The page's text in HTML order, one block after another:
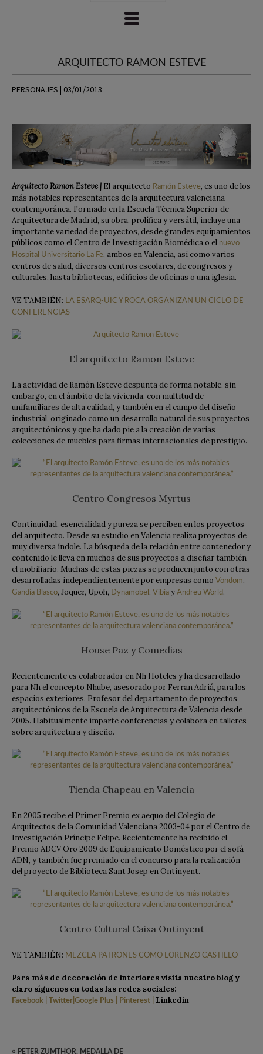
ARQUITECTO RAMON ESTEVE
PERSONAJES | 03/01/2013
Arquitecto Ramon Esteve | El arquitecto Ramón Esteve, es uno de los
más notables representantes de la arquitectura valenciana
contemporánea. Formado en la Escuela Técnica Superior de
Arquitectura de Madrid, su obra, prolífica y versátil, incluye una
importante variedad de proyectos, desde grandes equipamientos
públicos como el Centro de Investigación Biomédica o el nuevo
Hospital Universitario La Fe, ambos en Valencia, así como varios
centros de salud, diversos centros escolares, de congresos y
culturales, hasta bibliotecas, edificios de oficinas o una iglesia.
VE TAMBIÉN:
LA ESARQ-UIC Y ROCA ORGANIZAN UN CICLO DE
CONFERENCIAS
El arquitecto Ramon Esteve
La actividad de Ramón Esteve despunta de forma notable, sin
embargo, en el ámbito de la vivienda, con multitud de
unifamiliares de alta calidad, y también en el campo del diseño
industrial, originado como un desarrollo natural de sus proyectos
arquitectónicos y que ha dado pie a la creación de varias
colecciones de muebles para firmas internacionales de prestigio.
Centro Congresos Myrtus
Continuidad, esencialidad y pureza se perciben en los proyectos
del arquitecto. Desde su estudio en Valencia realiza proyectos de
muy diversa índole. La búsqueda de la relación entre contenedor y
contenido le lleva en muchos de sus proyectos a diseñar también
el mobiliario. Muchas de estas piezas se producen junto con otras
desarrolladas independientemente por empresas como Vondom,
Gandía Blasco, Joquer, Upoh, Dynamobel , Vibia y Andreu World .
House Paz y Comedias
Recientemente es colaborador en Nh Hoteles y ha desarrollado
para Nh el concepto Nhube, asesorado por Ferran Adriá, para los
espacios exteriores. Profesor del departamento de proyectos
arquitectónicos de la Escuela de Arquitectura de Valencia desde
2005. Habitualmente imparte conferencias y colabora en talleres
sobre arquitectura y diseño.
Tienda Chapeau en Valencia
En 2005 recibe el Primer Premio ex aequo del Colegio de
Arquitectos de la Comunidad Valenciana 2003-04 por el Centro de
Investigación Príncipe Felipe. Recientemente ha recibido el
Premio ADCV Oro 2009 de Equipamiento Doméstico por el sofá
ADN, y también fue premiado en el concurso para la realización
del proyecto de Biblioteca Sant Josep en Ontinyent.
Centro Cultural Caixa Ontinyent
VE TAMBIÉN: MEZCLA PATRONES COMO LORENZO CASTILLO
Para más de decoración de interiores visita nuestro blog y
claro síguenos en todas las redes sociales:
Facebook Twitter Google Plus Pinterest Linkedin
« PETER ZUMTHOR, MEDALLA DE